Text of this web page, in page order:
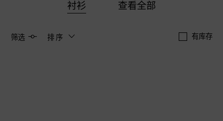
衬衫 查看全部
筛选 排序 有库存